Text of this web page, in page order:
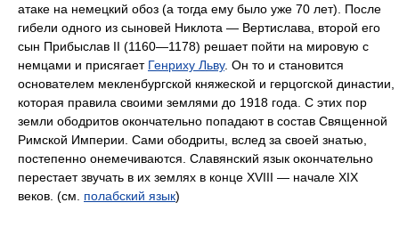
атаке на немецкий обоз (а тогда ему было уже 70 лет). После
гибели одного из сыновей Никлота — Вертислава, второй его
сын Прибыслав II (1160—1178) решает пойти на мировую с
немцами и присягает Генриху Льву. Он то и становится
основателем мекленбургской княжеской и герцогской династии,
которая правила своими землями до 1918 года. С этих пор
земли ободритов окончательно попадают в состав Священной
Римской Империи. Сами ободриты, вслед за своей знатью,
постепенно онемечиваются. Славянский язык окончательно
перестает звучать в их землях в конце XVIII — начале XIX
веков. (см. полабский язык)